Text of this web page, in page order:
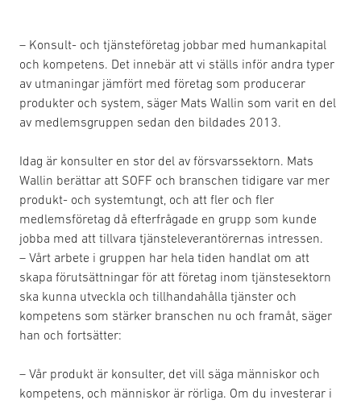
– Konsult- och tjänsteföretag jobbar med humankapital
och kompetens. Det innebär att vi ställs inför andra typer
av utmaningar jämfört med företag som producerar
produkter och system, säger Mats Wallin som varit en del
av medlemsgruppen sedan den bildades 2013.
Idag är konsulter en stor del av försvarssektorn. Mats
Wallin berättar att SOFF och branschen tidigare var mer
produkt- och systemtungt, och att fler och fler
medlemsföretag då efterfrågade en grupp som kunde
jobba med att tillvara tjänsteleverantörernas intressen.
– Vårt arbete i gruppen har hela tiden handlat om att
skapa förutsättningar för att företag inom tjänstesektorn
ska kunna utveckla och tillhandahålla tjänster och
kompetens som stärker branschen nu och framåt, säger
han och fortsätter:
– Vår produkt är konsulter, det vill säga människor och
kompetens, och människor är rörliga. Om du investerar i